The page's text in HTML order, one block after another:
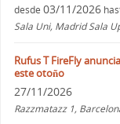
desde 03/11/2026
Sala Uni, Madrid Sala
Rufus T FireFly
este otoño
27/11/2026
Razzmatazz 1,